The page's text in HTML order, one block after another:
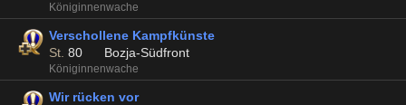
Königinnenwache
Verschollene Kampfkünste
St. 80 Bozja-Südfront
Königinnenwache
Wir rücken vor